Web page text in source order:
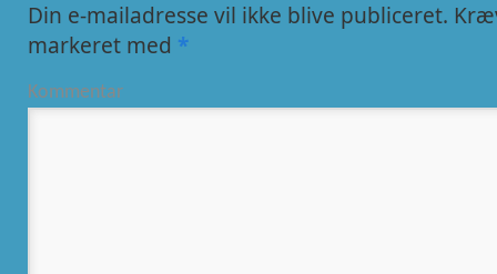
Din e-mailadresse vil ikke blive publiceret.
markeret med *
Kommentar